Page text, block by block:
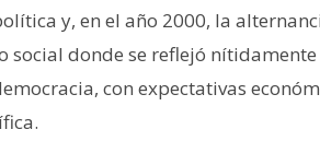
y, en el año 2000, la
social donde se reflejó
con expectativas